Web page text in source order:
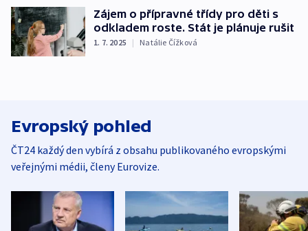
Zájem o přípravné třídy pro děti s
odkladem roste. Stát je plánuje rušit
1. 7. 2025 | Natálie Čížková
Evropský pohled
ČT24 každý den vybírá z obsahu publikovaného evropskými
veřejnými médii, členy Eurovize.